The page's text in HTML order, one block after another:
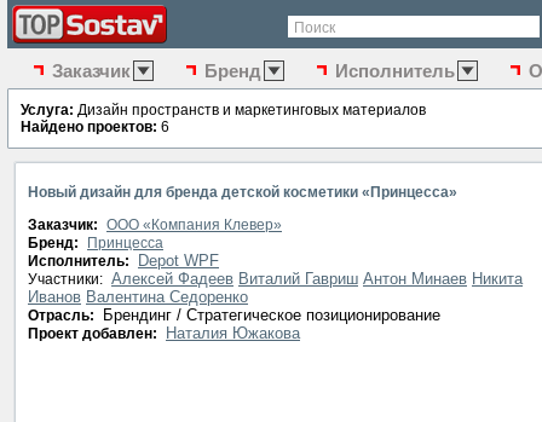
Поиск
Заказчик Бренд Исполнитель
Услуга: Дизайн пространств и маркетинговых материалов
Найдено проектов: 6
Новый дизайн для бренда детской косметики «Принцесса»
Заказчик: ООО «Компания Клевер»
Бренд:
Принцесса
Исполнитель:
Depot WPF
Участники: Алексей Фадеев Виталий Гавриш Антон Минаев Никита
Иванов Валентина Седоренко
Отрасль: Брендинг / Стратегическое позиционирование
Проект добавлен: Наталия Южакова